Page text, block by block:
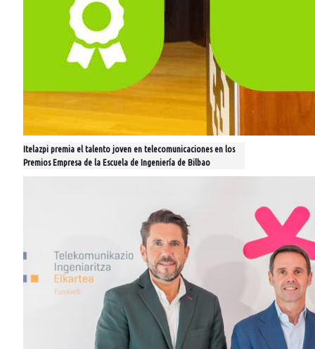
Itelazpi premia el talento joven en telecomunicaciones en los
Premios Empresa de la Escuela de Ingeniería de Bilbao